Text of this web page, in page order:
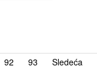
92 93 Sledeća